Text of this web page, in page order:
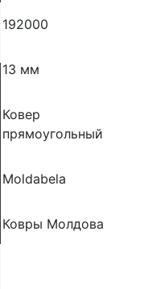
192000
13 мм
Ковер
прямоугольный
Moldabela
Ковры Молдова